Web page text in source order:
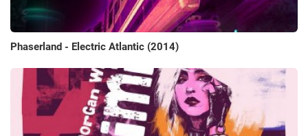
Phaserland - Electric Atlantic (2014)